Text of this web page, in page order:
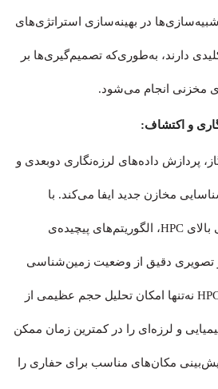
شبیه‌سازی‌ها در بهینه‌سازی استراتژی‌های
دارند، به‌طوری‌که تصمیم‌گیری‌ها بر
مخزنی انجام می‌شود.
پردازش داده‌های لرزه‌نگاری دوبعدی و
مخازن جدید ایفا می‌کند. با
بهره‌گیری از توان پردازشی بالای HPC، الگوریتم‌های پیچیده‌ی
تصویری دقیق از وضعیت زمین‌شناسی
ارائه می‌شود. استفاده از HPC نه‌تنها امکان تحلیل حجم عظیمی از
و لرزه‌ای را در کمترین زمان ممکن
مکان‌های مناسب برای حفاری را